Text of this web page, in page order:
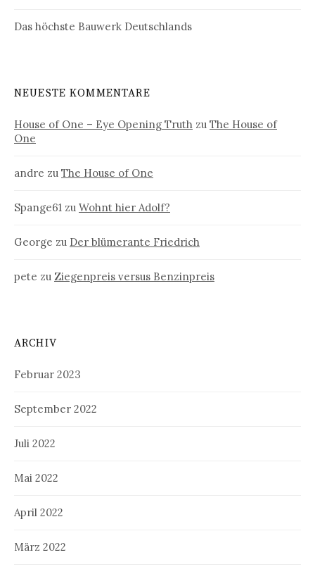
Das höchste Bauwerk Deutschlands
NEUESTE KOMMENTARE
House of One – Eye Opening Truth zu The House of
One
andre zu The House of One
Spange61 zu Wohnt hier Adolf?
George zu Der blümerante Friedrich
pete zu Ziegenpreis versus Benzinpreis
ARCHIV
Februar 2023
September 2022
Juli 2022
Mai 2022
April 2022
März 2022